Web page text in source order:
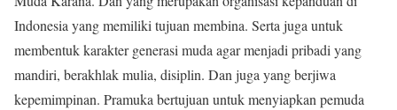
Indonesia yang memiliki tujuan membina. Serta juga untuk
membentuk karakter generasi muda agar menjadi pribadi yang
mandiri, berakhlak mulia, disiplin. Dan juga yang berjiwa
kepemimpinan. Pramuka bertujuan untuk menyiapkan pemuda